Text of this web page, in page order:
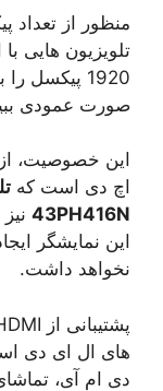
تلویزیون هایی
صورت عمودی
این خصوصیت،
اچ دی است که
43PH416N
نخواهد داشت.
های ال ای دی
دی ام آی،